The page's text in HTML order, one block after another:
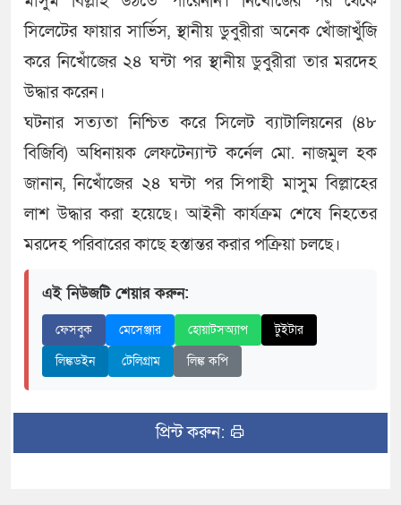
সিলেটের ফায়ার সার্ভিস, স্থানীয় ডুবুরীরা অনেক খোঁজাখুঁজি
করে নিখোঁজের ২৪ ঘন্টা পর স্থানীয় ডুবুরীরা তার মরদেহ
উদ্ধার করেন।
ঘটনার সত্যতা নিশ্চিত করে সিলেট ব্যাটালিয়নের (৪৮
বিজিবি) অধিনায়ক লেফটেন্যান্ট কর্নেল মো. নাজমুল হক
জানান, নিখোঁজের ২৪ ঘন্টা পর সিপাহী মাসুম বিল্লাহের
লাশ উদ্ধার করা হয়েছে। আইনী কার্যক্রম শেষে নিহতের
মরদেহ পরিবারের কাছে হস্তান্তর করার পক্রিয়া চলছে।
এই নিউজটি শেয়ার করুন:
ফেসবুক মেসেঞ্জার হোয়াটসঅ্যাপ
টুইটার
লিঙ্কডইন
টেলিগ্রাম লিঙ্ক কপি
প্রিন্ট করুন: